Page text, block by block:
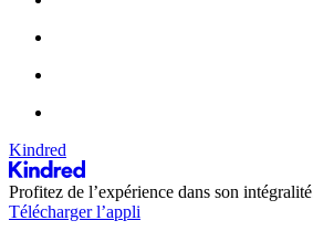
Kindred
Profitez de l’expérience dans son
Télécharger l’appli